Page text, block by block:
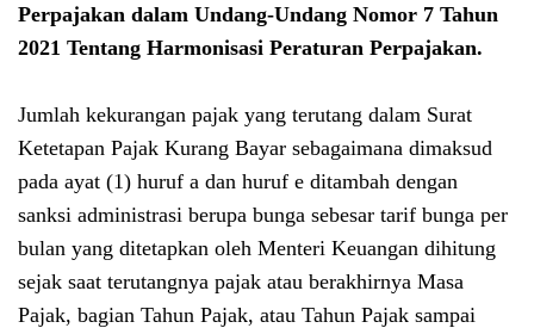
Perpajakan dalam Undang-Undang Nomor 7 Tahun
2021 Tentang Harmonisasi Peraturan Perpajakan.
Jumlah kekurangan pajak yang terutang dalam Surat
Ketetapan Pajak Kurang Bayar sebagaimana dimaksud
pada ayat (1) huruf a dan huruf e ditambah dengan
sanksi administrasi berupa bunga sebesar tarif bunga per
bulan yang ditetapkan oleh Menteri Keuangan dihitung
sejak saat terutangnya pajak atau berakhirnya Masa
Pajak, bagian Tahun Pajak, atau Tahun Pajak sampai